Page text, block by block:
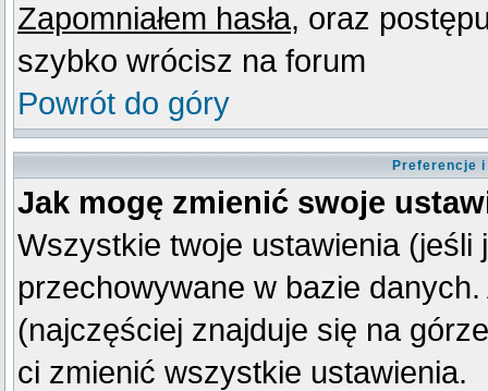
Zapomniałem hasła, oraz
szybko wrócisz na forum
Powrót do góry
Preferencje
Jak mogę zmienić swoje
Wszystkie twoje ustawienia
przechowywane w bazie
(najczęściej znajduje się na
ci zmienić wszystkie ustawienia.